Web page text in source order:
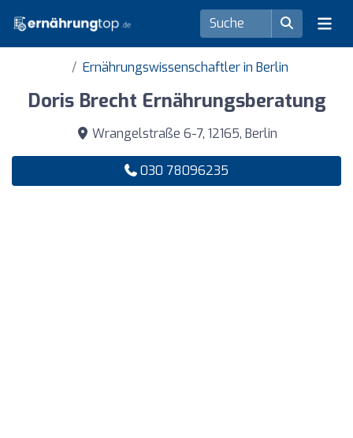
Ernährungswissenschaftler in Berlin
Doris Brecht Ernährungsberatung
Wrangelstraße 6-7, 12165, Berlin
030 78096235